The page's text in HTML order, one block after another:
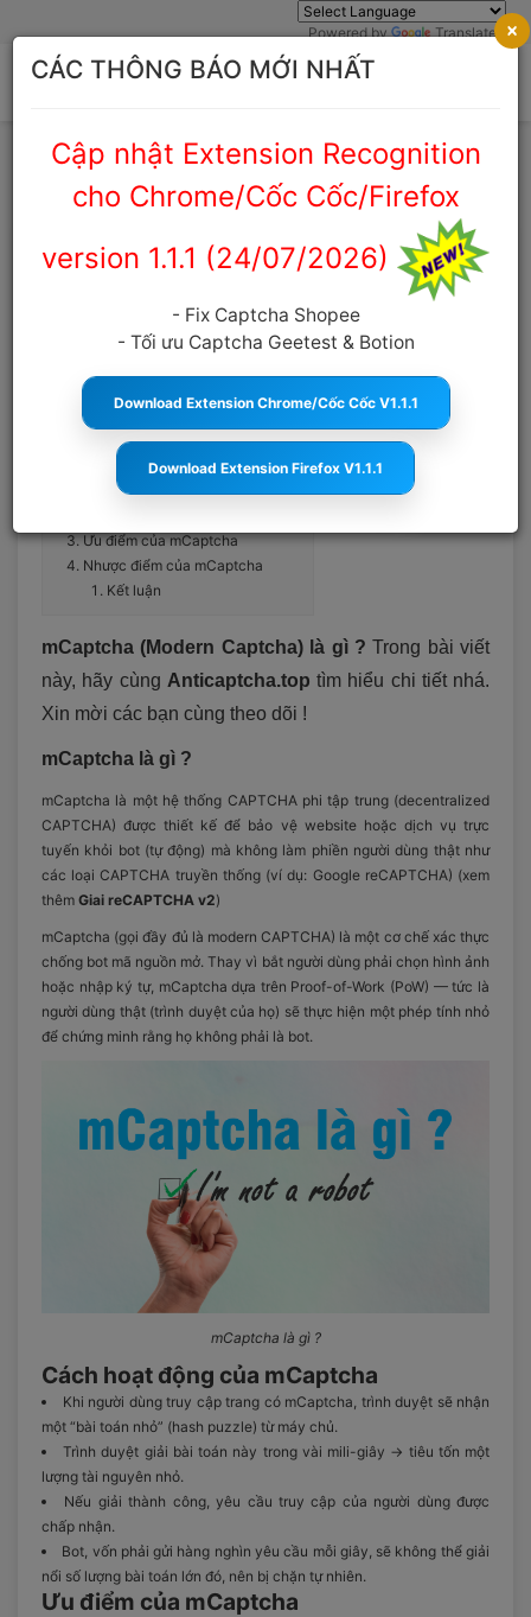
Powered by Translate
Trang chủ Cẩm nang Captcha
Tìm hiểu chi tiết mCaptcha (Modern
Captcha) là gì ?
anticaptcha.top 17:02:22 24/10/2025
2041
MỤC LỤC
mCaptcha là gì ?
Ưu điểm của mCaptcha
Nhược điểm của mCaptcha
Kết luận
mCaptcha (Modern Captcha) là gì ?Trong bài viết
này, hãy cùng Anticaptcha.top tìm hiểu chi tiết nhá.
Xin mời các bạn cùng theo dõi !
mCaptcha là gì ?
mCaptcha là một hệ thống CAPTCHA phi tập trung (decentralized
CAPTCHA) được thiết kế để bảo vệ website hoặc dịch vụ trực
tuyến khỏi bot (tự động) mà không làm phiền người dùng thật như
các loại CAPTCHA truyền thống (ví dụ: Google reCAPTCHA) (xem
thêm Giai reCAPTCHA v2)
mCaptcha (gọi đầy đủ là modern CAPTCHA) là một cơ chế xác thực
chống bot mã nguồn mở. Thay vì bắt người dùng phải chọn hình ảnh
hoặc nhập ký tự, mCaptcha dựa trên Proof-of-Work (PoW) — tức là
người dùng thật (trình duyệt của họ) sẽ thực hiện một phép tính nhỏ
để chứng minh rằng họ không phải là bot.
mCaptcha là gì ?
Cách hoạt động của mCaptcha
Khi người dùng truy cập trang có mCaptcha, trình duyệt sẽ nhận
một “bài toán nhỏ” (hash puzzle) từ máy chủ.
Trình duyệt giải bài toán này trong vài mili-giây → tiêu tốn một
lượng tài nguyên nhỏ.
Nếu giải thành công, yêu cầu truy cập của người dùng được
chấp nhận.
Bot, vốn phải gửi hàng nghìn yêu cầu mỗi giây, sẽ không thể giải
nổi số lượng bài toán lớn đó, nên bị chặn tự nhiên.
Ưu điểm của mCaptcha
×
CÁC THÔNG BÁO MỚI NHẤT
Cập nhật Extension Recognition
cho Chrome/Cốc Cốc/Firefox
version 1.1.1 (24/07/2026)
- Fix Captcha Shopee
- Tối ưu Captcha Geetest & Botion
Download Extension Chrome/Cốc Cốc V1.1.1
Download Extension Firefox V1.1.1